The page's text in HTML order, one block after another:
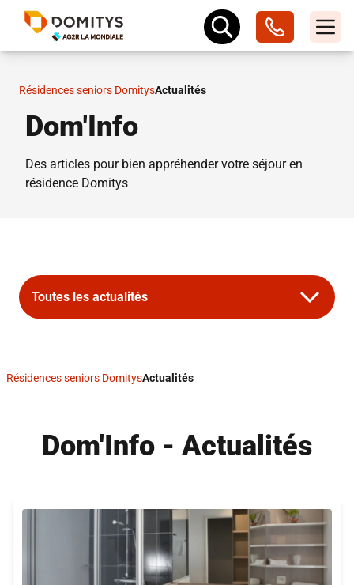
Résidences seniors DomitysActualités
Dom'Info
Des articles pour bien appréhender votre séjour en
résidence Domitys
Toutes les actualités
Résidences seniors DomitysActualités
Dom'Info - Actualités